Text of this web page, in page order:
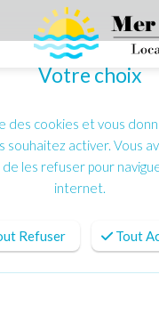
Votre choix
des cookies et vous
souhaitez activer. Vous
les refuser pour
internet.
Refuser Tout